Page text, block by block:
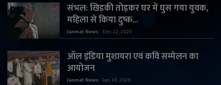
संभल: खिड़की तोड़कर घर में घुस गया युवक,
महिला से किया दुष्क...
Janmat News Dec 22, 2025
ऑल इंडिया मुशायरा एवं कवि सम्मेलन का
आयोजन
Janmat News Jan 30, 2026